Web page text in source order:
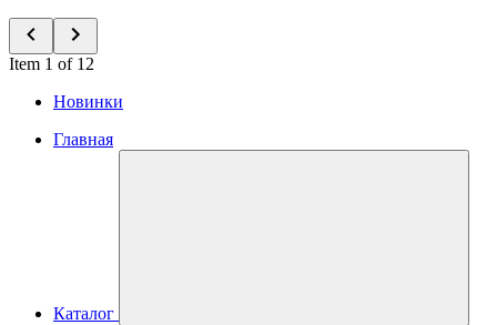
Item 1 of 12
Новинки
Главная
Каталог